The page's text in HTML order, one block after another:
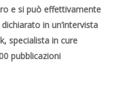
e si può effettivamente
in un’intervista
specialista in cure
pubblicazioni